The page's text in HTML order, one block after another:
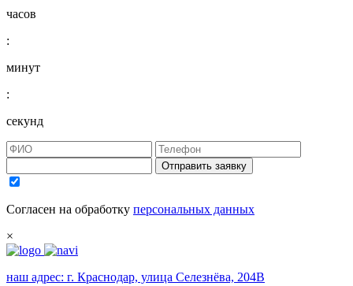
часов
:
минут
:
секунд
Отправить заявку
Согласен на обработку персональных данных
×
наш адрес: г. Краснодар, улица Селезнёва, 204В